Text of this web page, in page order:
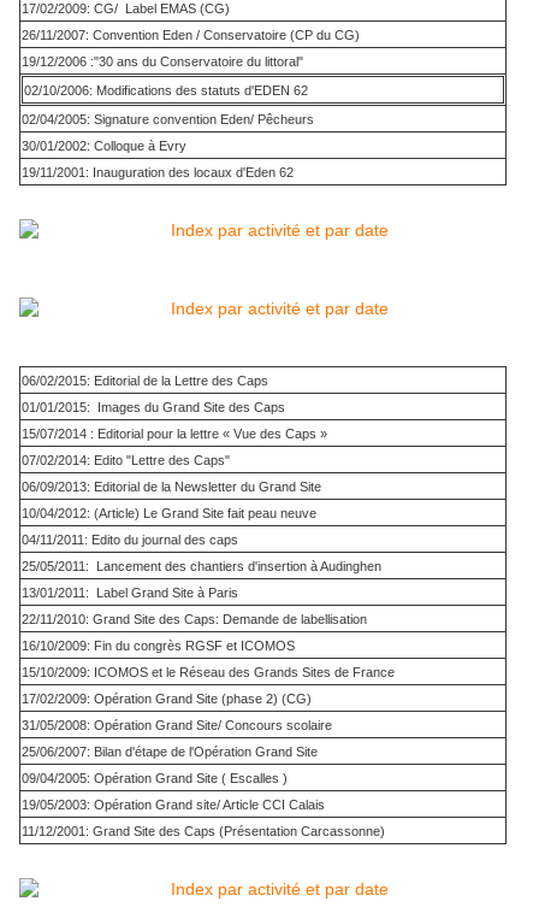
17/02/2009: CG/ Label EMAS (CG)
26/11/2007: Convention Eden / Conservatoire (CP du CG)
19/12/2006 :"30 ans du Conservatoire du littoral"
02/10/2006: Modifications des statuts d'EDEN 62
02/04/2005: Signature convention Eden/ Pêcheurs
30/01/2002: Colloque à Evry
19/11/2001: Inauguration des locaux d'Eden 62
06/02/2015: Editorial de la Lettre des Caps
01/01/2015: Images du Grand Site des Caps
15/07/2014 : Editorial pour la lettre « Vue des Caps »
07/02/2014: Edito "Lettre des Caps"
06/09/2013: Editorial de la Newsletter du Grand Site
10/04/2012: (Article) Le Grand Site fait peau neuve
04/11/2011: Edito du journal des caps
25/05/2011: Lancement des chantiers d'insertion à Audinghen
13/01/2011: Label Grand Site à Paris
22/11/2010: Grand Site des Caps: Demande de labellisation
16/10/2009: Fin du congrès RGSF et ICOMOS
15/10/2009: ICOMOS et le Réseau des Grands Sites de France
17/02/2009: Opération Grand Site (phase 2) (CG)
31/05/2008: Opération Grand Site/ Concours scolaire
25/06/2007: Bilan d'étape de l'Opération Grand Site
09/04/2005: Opération Grand Site ( Escalles )
19/05/2003: Opération Grand site/ Article CCI Calais
11/12/2001: Grand Site des Caps (Présentation Carcassonne)